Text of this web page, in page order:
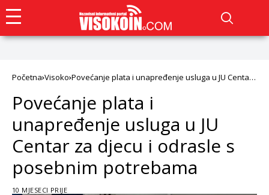
Početna Visoko Povećanje plata i unapređenje usluga u JU Centar
Povećanje plata i
unapređenje usluga u JU
Centar za djecu i odrasle s
posebnim potrebama
10 MJESECI PRIJE